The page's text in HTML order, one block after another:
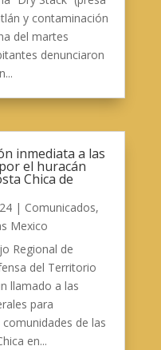
y contaminación
del martes
denunciaron
inmediata a las
el huracán
Chica de
| Comunicados,
Mexico
Regional de
del Territorio
llamado a las
para
de las
en...